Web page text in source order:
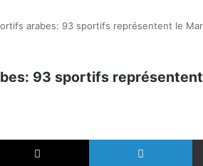
arabes: 93 sportifs représentent le
93 sportifs représentent
X